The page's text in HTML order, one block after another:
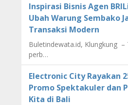
Inspirasi Bisnis Agen
Ubah Warung Sembako
Transaksi Modern
Buletindewata.id, Klungkung
perb…
Electronic City Rayakan
Promo Spektakuler dan
Kita di Bali